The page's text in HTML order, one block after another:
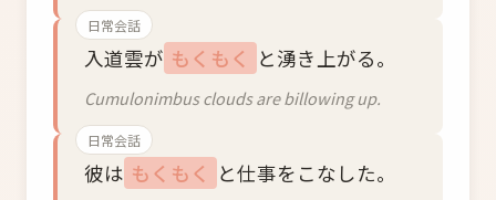
日常会話
入道雲が もくもく と湧き上がる。
Cumulonimbus clouds are billowing up.
日常会話
彼は もくもく と仕事をこなした。